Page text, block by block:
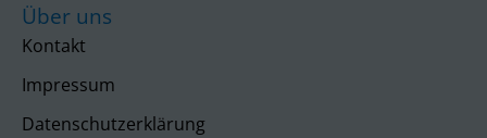
Über uns
Kontakt
Impressum
Datenschutzerklärung